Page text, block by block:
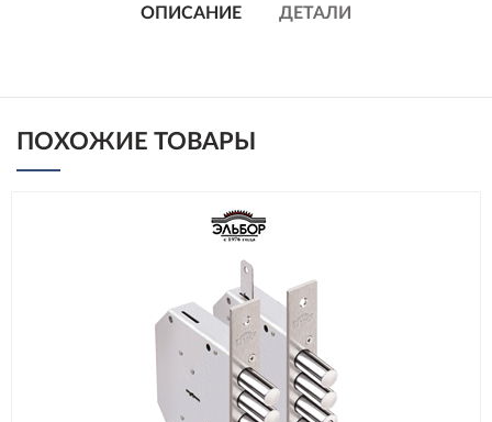
ОПИСАНИЕ ДЕТАЛИ
ПОХОЖИЕ ТОВАРЫ